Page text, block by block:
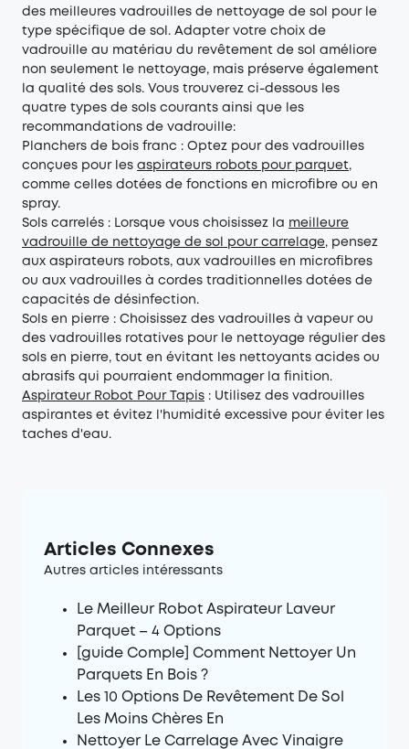
des meilleures vadrouilles de nettoyage de sol pour le
type spécifique de sol. Adapter votre choix de
vadrouille au matériau du revêtement de sol améliore
non seulement le nettoyage, mais préserve également
la qualité des sols. Vous trouverez ci-dessous les
quatre types de sols courants ainsi que les
recommandations de vadrouille:
Planchers de bois franc : Optez pour des vadrouilles
conçues pour les aspirateurs robots pour parquet,
comme celles dotées de fonctions en microfibre ou en
spray.
Sols carrelés : Lorsque vous choisissez la meilleure
vadrouille de nettoyage de sol pour carrelage, pensez
aux aspirateurs robots, aux vadrouilles en microfibres
ou aux vadrouilles à cordes traditionnelles dotées de
capacités de désinfection.
Sols en pierre : Choisissez des vadrouilles à vapeur ou
des vadrouilles rotatives pour le nettoyage régulier des
sols en pierre, tout en évitant les nettoyants acides ou
abrasifs qui pourraient endommager la finition.
Aspirateur Robot Pour Tapis : Utilisez des vadrouilles
aspirantes et évitez l'humidité excessive pour éviter les
taches d'eau.
Articles Connexes
Autres articles intéressants
Le Meilleur Robot Aspirateur Laveur
Parquet – 4 Options
[guide Comple] Comment Nettoyer Un
Parquets En Bois ?
Les 10 Options De Revêtement De Sol
Les Moins Chères En
Nettoyer Le Carrelage Avec Vinaigre